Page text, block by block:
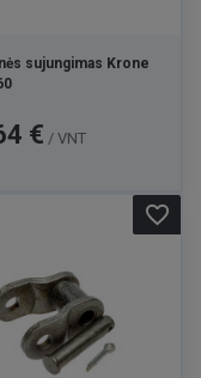
sujungimas Krone
€ / VNT
favorite_border